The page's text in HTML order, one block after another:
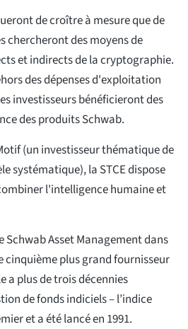
de croître à mesure que de
chercheront des moyens de
et indirects de la cryptographie.
des dépenses d'exploitation
investisseurs bénéficieront des
des produits Schwab.
(un investisseur thématique de
systématique), la STCE dispose
l'intelligence humaine et
Schwab Asset Management dans
cinquième plus grand fournisseur
a plus de trois décennies
de fonds indiciels – l’indice
et a été lancé en 1991.